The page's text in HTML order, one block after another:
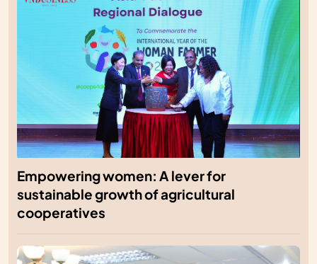
Empowering women: A lever for
sustainable growth of agricultural
cooperatives